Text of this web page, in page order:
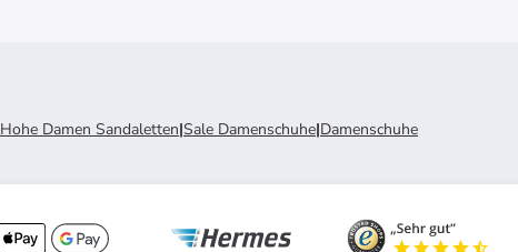
Hohe Damen Sandaletten|Sale Damenschuhe|Damenschuhe